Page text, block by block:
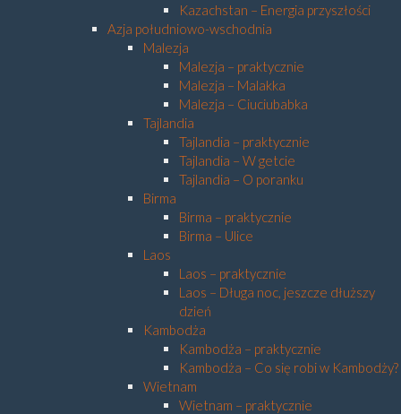
Kazachstan – Energia przyszłości
Azja południowo-wschodnia
Malezja
Malezja – praktycznie
Malezja – Malakka
Malezja – Ciuciubabka
Tajlandia
Tajlandia – praktycznie
Tajlandia – W getcie
Tajlandia – O poranku
Birma
Birma – praktycznie
Birma – Ulice
Laos
Laos – praktycznie
Laos – Długa noc, jeszcze dłuższy
dzień
Kambodża
Kambodża – praktycznie
Kambodża – Co się robi w Kambodży?
Wietnam
Wietnam – praktycznie